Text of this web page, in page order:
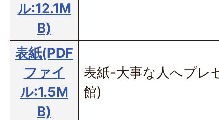
ル:12.1M
B)
表紙(PDF
ファイ
ル:1.5M
B)
表紙-大事な人へプレ
館)